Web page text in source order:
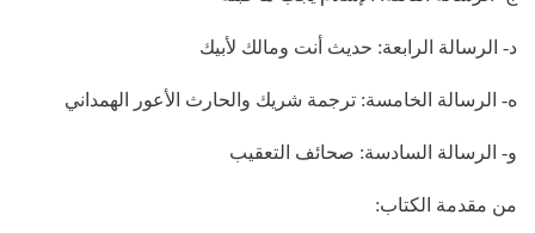
د- الرسالة الرابعة: حديث أنت ومالك لأبيك
ه- الرسالة الخامسة: ترجمة شريك والحارث الأعور الهمداني
و- الرسالة السادسة: صحائف التعقيب
من مقدمة الكتاب: